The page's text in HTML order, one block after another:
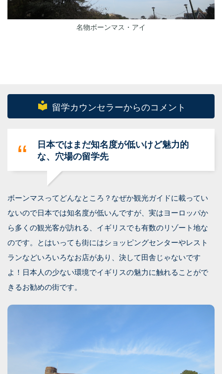
名物ボーンマス・アイ
local_library 留学カウンセラーからのコメント
日本ではまだ知名度が低いけど魅力的
な、穴場の留学先
ボーンマスってどんなところ？なぜか観光ガイドに載ってい
ないので日本では知名度が低いんですが、実はヨーロッパか
ら多くの観光客が訪れる、イギリスでも有数のリゾート地な
のです。とはいっても街にはショッピングセンターやレスト
ランなどいろいろなお店があり、決して田舎じゃないです
よ！日本人の少ない環境でイギリスの魅力に触れることがで
きるお勧めの街です。